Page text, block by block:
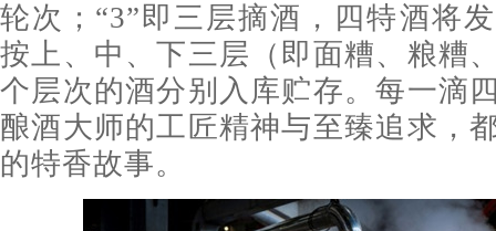
轮次；“3”即三层摘酒，四特酒将
按上、中、下三层（即面糟、粮糟
个层次的酒分别入库贮存。每一滴
酿酒大师的工匠精神与至臻追求，
的特香故事。